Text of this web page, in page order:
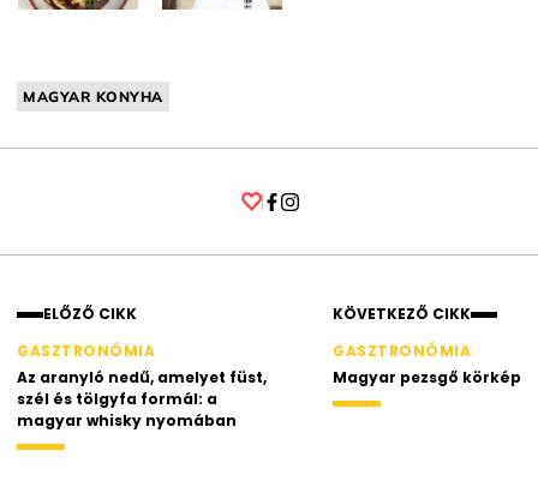
MAGYAR KONYHA
ELŐZŐ CIKK
GASZTRONÓMIA
Az aranyló nedű, amelyet füst,
szél és tölgyfa formál: a
magyar whisky nyomában
KÖVETKEZŐ CIKK
GASZTRONÓMIA
Magyar pezsgő körkép